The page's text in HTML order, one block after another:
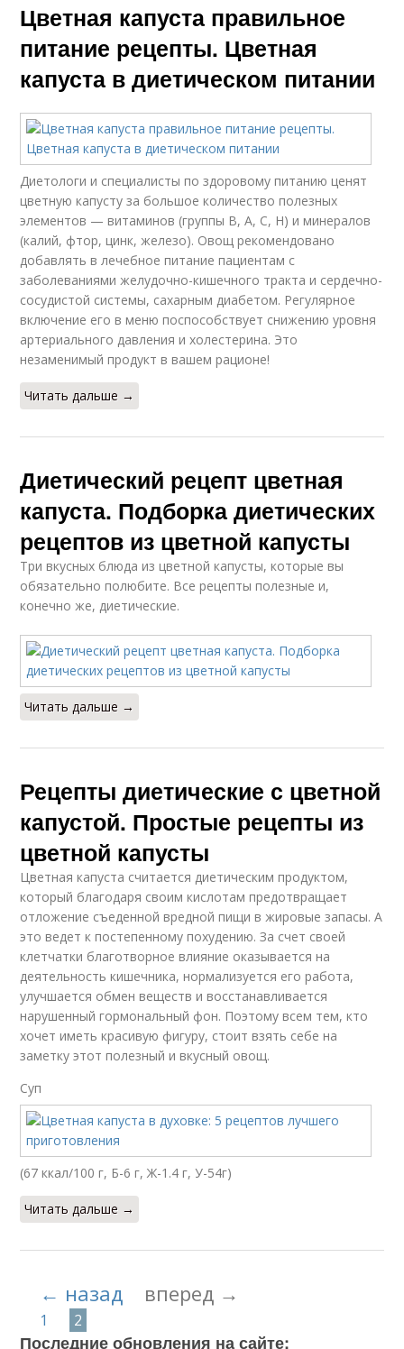
Цветная капуста правильное
питание рецепты. Цветная
капуста в диетическом питании
Диетологи и специалисты по здоровому питанию ценят
цветную капусту за большое количество полезных
элементов — витаминов (группы В, А, С, Н) и минералов
(калий, фтор, цинк, железо). Овощ рекомендовано
добавлять в лечебное питание пациентам с
заболеваниями желудочно-кишечного тракта и сердечно-
сосудистой системы, сахарным диабетом. Регулярное
включение его в меню поспособствует снижению уровня
артериального давления и холестерина. Это
незаменимый продукт в вашем рационе!
Читать дальше →
Диетический рецепт цветная
капуста. Подборка диетических
рецептов из цветной капусты
Три вкусных блюда из цветной капусты, которые вы
обязательно полюбите. Все рецепты полезные и,
конечно же, диетические.
Читать дальше →
Рецепты диетические с цветной
капустой. Простые рецепты из
цветной капусты
Цветная капуста считается диетическим продуктом,
который благодаря своим кислотам предотвращает
отложение съеденной вредной пищи в жировые запасы. А
это ведет к постепенному похудению. За счет своей
клетчатки благотворное влияние оказывается на
деятельность кишечника, нормализуется его работа,
улучшается обмен веществ и восстанавливается
нарушенный гормональный фон. Поэтому всем тем, кто
хочет иметь красивую фигуру, стоит взять себе на
заметку этот полезный и вкусный овощ.
Суп
(67 ккал/100 г, Б-6 г, Ж-1.4 г, У-54г)
Читать дальше →
← назад вперед →
1 2
Последние обновления на сайте: